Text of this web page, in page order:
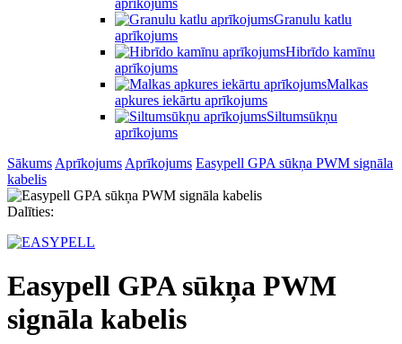
aprīkojums
Granulu katlu
aprīkojums
Hibrīdo kamīnu
aprīkojums
Malkas
apkures iekārtu aprīkojums
Siltumsūkņu
aprīkojums
Sākums Aprīkojums Aprīkojums Easypell GPA sūkņa PWM signāla
kabelis
Dalīties:
Easypell GPA sūkņa PWM
signāla kabelis